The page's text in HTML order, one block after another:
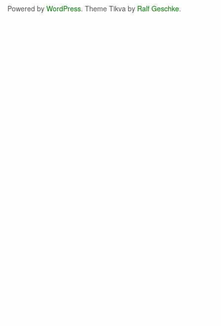
Powered by WordPress. Theme Tikva by Ralf Geschke.